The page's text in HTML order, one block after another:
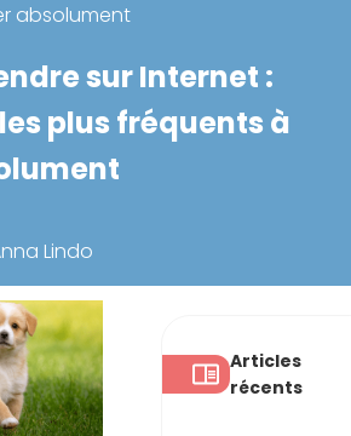
absolument
sur Internet :
plus fréquents à
Lindo
Articles
récents